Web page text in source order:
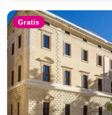
Gratis